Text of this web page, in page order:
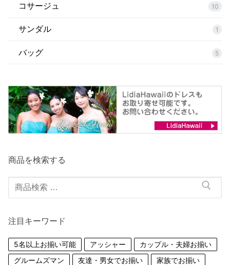
コサージュ 10
サンダル 1
バッグ 5
商品を検索する
検
索
象:
注目キーワード
5名以上お揃い可能 アッシャー
カップル・夫婦お揃い
グルームズマン
友達・男女でお揃い
家族でお揃い